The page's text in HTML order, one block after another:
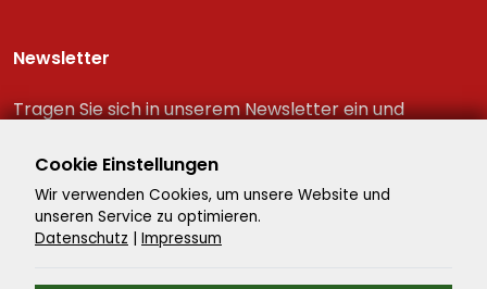
Newsletter
Tragen Sie sich in unserem Newsletter ein und
Reiseschnäppchen!
Cookie Einstellungen
Wir verwenden Cookies, um unsere Website und
unseren Service zu optimieren.
Datenschutz | Impressum